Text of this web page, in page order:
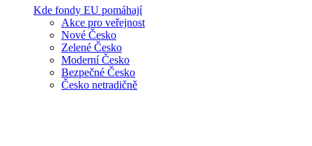
Kde fondy EU pomáhají
Akce pro veřejnost
Nové Česko
Zelené Česko
Moderní Česko
Bezpečné Česko
Česko netradičně